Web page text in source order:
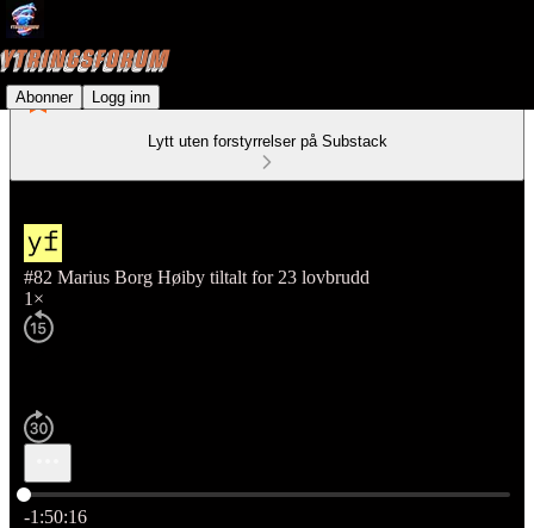
Abonner Logg inn
Lytt uten forstyrrelser på Substack
#82 Marius Borg Høiby tiltalt for 23 lovbrudd
1×
Nåværende tid: 0:00 / Total tid: -1:50:16
-1:50:16